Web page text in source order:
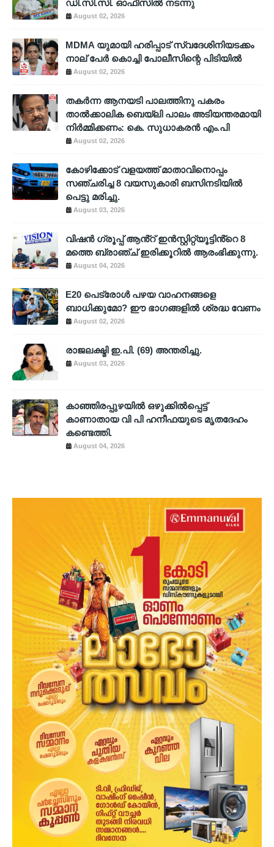
ഡി.സി.സി. ഓഫീസിൽ നടന്നു
August 02, 2026
MDMA യുമായി ഹരിപ്പാട് സ്വദേശിനിയടക്കം
നാല് പേർ കൊച്ചി പോലീസിന്റെ പിടിയിൽ
August 02, 2026
തകർന്ന ആനയടി പാലത്തിനു പകരം
താൽക്കാലിക ബെയ്‌ലി പാലം അടിയന്തരമായി
നിർമ്മിക്കണം: കെ. സുധാകരൻ എം.പി
August 02, 2026
കോഴിക്കോട് വളയത്ത് മാതാവിനൊപ്പം
സഞ്ചരിച്ച 8 വയസുകാരി ബസിനടിയിൽ
പെട്ടു മരിച്ചു.
August 03, 2026
വിഷൻ ഗ്രൂപ്പ് ആൻ്റ് ഇൻസ്റ്റിറ്റ്യൂട്ടിൻ്റെ 8
മത്തെ ബ്രാഞ്ച് ഇരിക്കൂറിൽ ആരംഭിക്കുന്നു.
August 04, 2026
E20 പെട്രോൾ പഴയ വാഹനങ്ങളെ
ബാധിക്കുമോ? ഈ ഭാഗങ്ങളിൽ ശ്രദ്ധ വേണം
August 02, 2026
രാജലക്ഷ്മി ഇ.പി. (69) അന്തരിച്ചു.
August 03, 2026
കാഞ്ഞിരപ്പുഴയിൽ ഒഴുക്കിൽപ്പെട്ട്
കാണാതായ വി പി ഹനീഫയുടെ മൃതദേഹം
കണ്ടെത്തി.
August 04, 2026